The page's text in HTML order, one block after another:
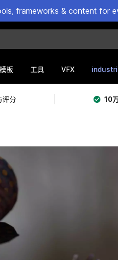
frameworks & content for
模板 工具 VFX
评分 10